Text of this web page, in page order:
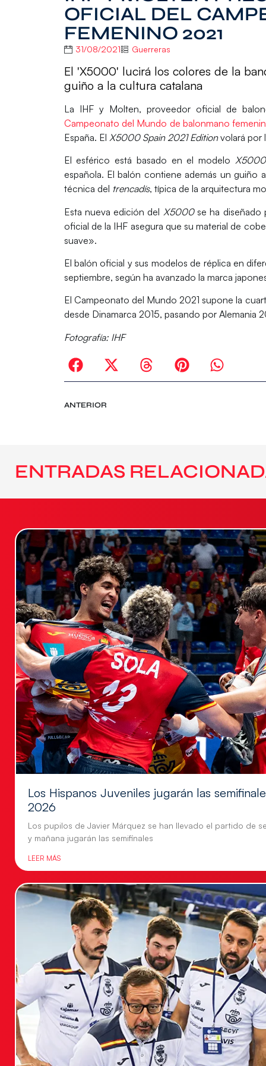
OFICIAL DEL
FEMENINO 2021
31/08/2021 Guerreras
El 'X5000' lucirá los colores de la
guiño a la cultura catalana
La IHF y Molten, proveedor oficial de
Campeonato del Mundo de balonmano
España. El X5000 Spain 2021 Editionvolará por
El esférico está basado en el modelo X5000
española. El balón contiene además un guiño
técnica del trencadís, típica de la arquitectura
Esta nueva edición del X5000 se ha diseñado
oficial de la IHF asegura que su material de
suave».
El balón oficial y sus modelos de réplica en
septiembre, según ha avanzado la marca
El Campeonato del Mundo 2021 supone la
desde Dinamarca 2015, pasando por Alemania
Fotografía: IHF
ANTERIOR
ENTRADAS
Los Hispanos Juveniles jugarán las
2026
Los pupilos de Javier Márquez se han llevado el partido de
y mañana jugarán las semifinales
LEER MÁS